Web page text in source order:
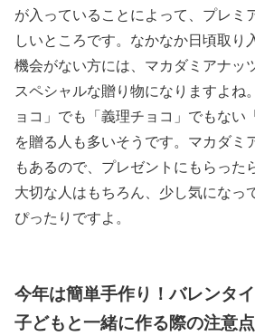
が入っていることによって、プレミ
しいところです。なかなか日頃取り
機会がない方には、マカダミアナッ
スペシャルな贈り物になりますよ
ョコ」でも「義理チョコ」でもない
を贈る人も多いそうです。マカダミ
もあるので、プレゼントにもらった
大切な人はもちろん、少し気になっ
ぴったりですよ。
今年は簡単手作り！バレンタ
子どもと一緒に作る際の注意